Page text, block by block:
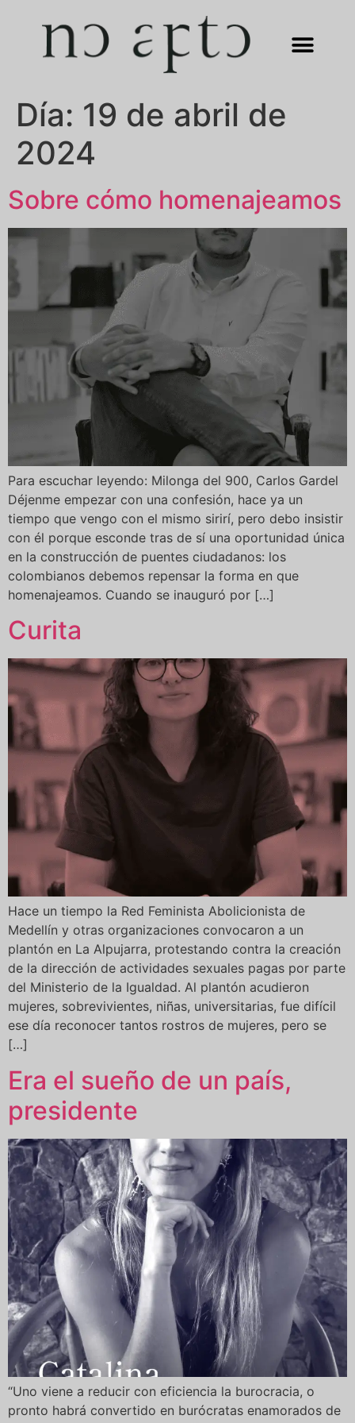
Día: 19 de abril de
2024
Sobre cómo homenajeamos
Para escuchar leyendo: Milonga del 900, Carlos Gardel
Déjenme empezar con una confesión, hace ya un
tiempo que vengo con el mismo sirirí, pero debo insistir
con él porque esconde tras de sí una oportunidad única
en la construcción de puentes ciudadanos: los
colombianos debemos repensar la forma en que
homenajeamos. Cuando se inauguró por […]
Curita
Hace un tiempo la Red Feminista Abolicionista de
Medellín y otras organizaciones convocaron a un
plantón en La Alpujarra, protestando contra la creación
de la dirección de actividades sexuales pagas por parte
del Ministerio de la Igualdad. Al plantón acudieron
mujeres, sobrevivientes, niñas, universitarias, fue difícil
ese día reconocer tantos rostros de mujeres, pero se
[…]
Era el sueño de un país,
presidente
“Uno viene a reducir con eficiencia la burocracia, o
pronto habrá convertido en burócratas enamorados de